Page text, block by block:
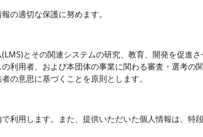
の適切な保護に努めます。
(LMS)とその関連システムの研究、教育、開発を促進
利用者、および本団体の事業に関わる審査・選考の
の意思に基づくことを原則とします。
用します。また、提供いただいた個人情報は、特